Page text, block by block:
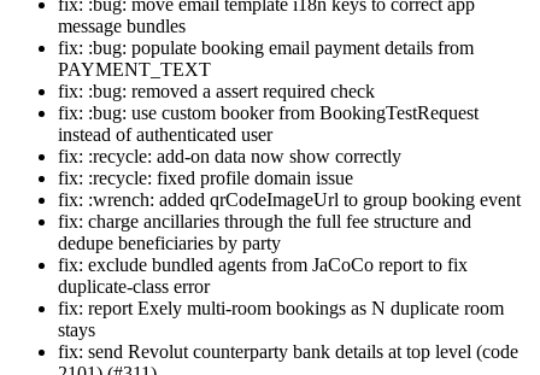
fix: :bug: move email template i18n keys to correct app
message bundles
fix: :bug: populate booking email payment details from
PAYMENT_TEXT
fix: :bug: removed a assert required check
fix: :bug: use custom booker from BookingTestRequest
instead of authenticated user
fix: :recycle: add-on data now show correctly
fix: :recycle: fixed profile domain issue
fix: :wrench: added qrCodeImageUrl to group booking event
fix: charge ancillaries through the full fee structure and
dedupe beneficiaries by party
fix: exclude bundled agents from JaCoCo report to fix
duplicate-class error
fix: report Exely multi-room bookings as N duplicate room
stays
fix: send Revolut counterparty bank details at top level (code